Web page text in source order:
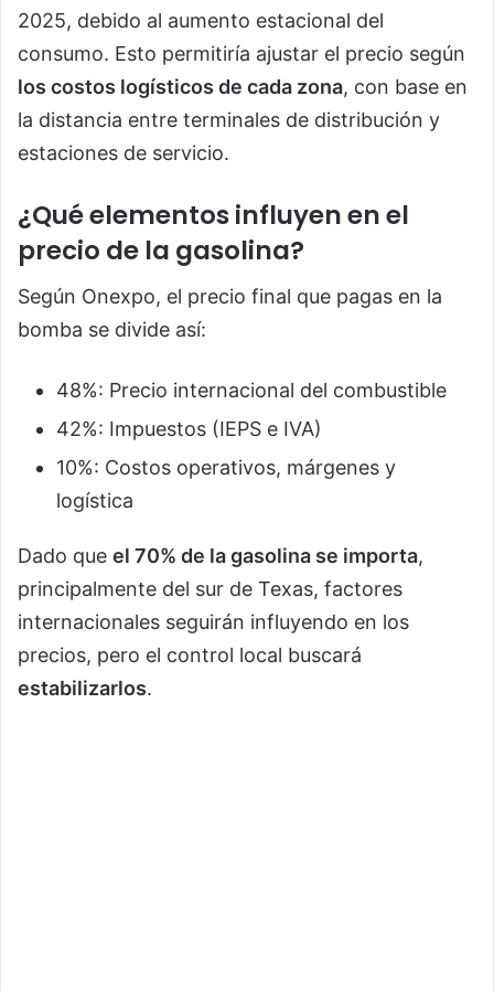
2025, debido al aumento estacional del
consumo. Esto permitiría ajustar el precio según
los costos logísticos de cada zona, con base en
la distancia entre terminales de distribución y
estaciones de servicio.
¿Qué elementos influyen en el
precio de la gasolina?
Según Onexpo, el precio final que pagas en la
bomba se divide así:
48%: Precio internacional del combustible
42%: Impuestos (IEPS e IVA)
10%: Costos operativos, márgenes y
logística
Dado que el 70% de la gasolina se importa,
principalmente del sur de Texas, factores
internacionales seguirán influyendo en los
precios, pero el control local buscará
estabilizarlos.